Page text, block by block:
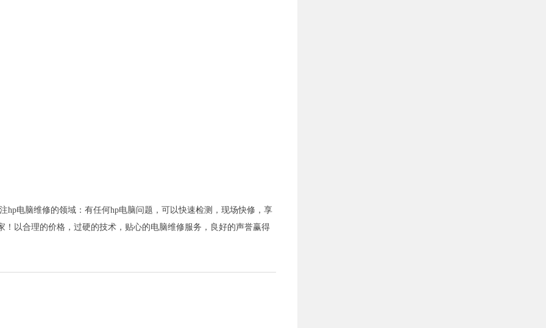
hp电脑维修的领域：有任何hp电脑问题，可以快速检测，现场快修，享
以合理的价格，过硬的技术，贴心的电脑维修服务，良好的声誉赢得